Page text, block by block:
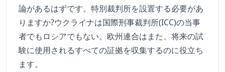
論があるはずです。特別裁判所を設置する必要があ
りますか?ウクライナは国際刑事裁判所(ICC)の当事
者でもロシアでもない。欧州連合はまた、将来の試
験に使用されるすべての証拠を収集するのに役立ち
ます。